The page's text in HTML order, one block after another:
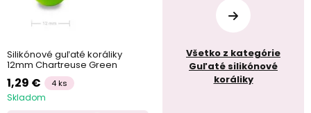
Silikónové guľaté koráliky
12mm Chartreuse Green
1,29 € 4 ks
Skladom
Všetko z kategórie
Guľaté silikónové
koráliky